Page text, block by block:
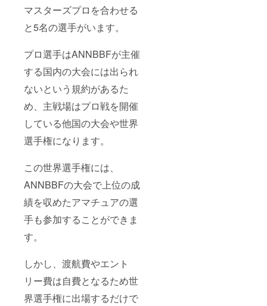
マスターズプロを合わせる
と5名の選手がいます。
プロ選手はANNBBFが主催
する国内の大会には出られ
ないという規約があるた
め、主戦場はプロ戦を開催
している他国の大会や世界
選手権になります。
この世界選手権には、
ANNBBFの大会で上位の成
績を収めたアマチュアの選
手も参加することができま
す。
しかし、渡航費やエント
リー費は自費となるため世
界選手権に出場するだけで